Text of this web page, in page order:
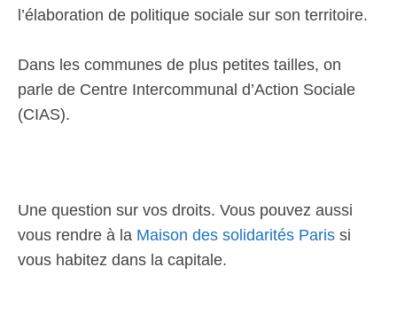
l’élaboration de politique sociale sur son territoire.
Dans les communes de plus petites tailles, on
parle de Centre Intercommunal d’Action Sociale
(CIAS).
Une question sur vos droits. Vous pouvez aussi
vous rendre à la Maison des solidarités Paris si
vous habitez dans la capitale.